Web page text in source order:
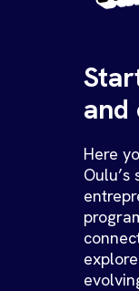
and
Here